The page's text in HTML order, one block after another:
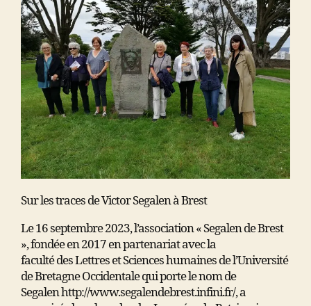
Sur les traces de Victor Segalen à Brest
Le 16 septembre 2023, l’association « Segalen de Brest
», fondée en 2017 en partenariat avec la
faculté des Lettres et Sciences humaines de l’Université
de Bretagne Occidentale qui porte le nom de
Segalen http://www.segalendebrest.infini.fr/, a